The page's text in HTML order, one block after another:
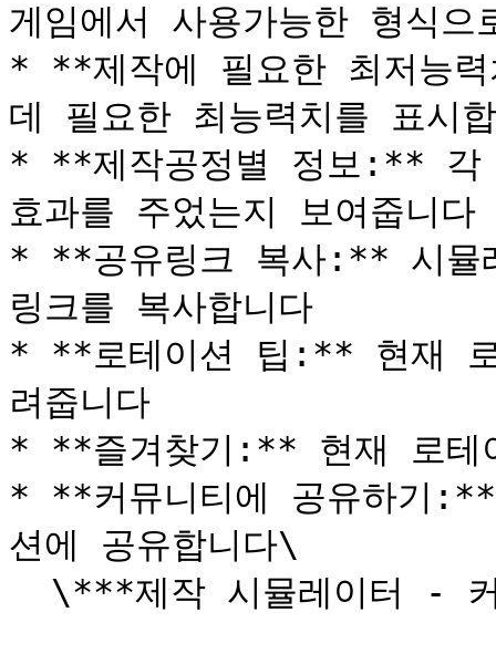
게임에서 사용가능한 형식으
* **제작에 필요한 최저능
데 필요한 최능력치를 표시
* **제작공정별 정보:** 각
효과를 주었는지 보여줍니다
* **공유링크 복사:** 시뮬
링크를 복사합니다
* **로테이션 팁:** 현재 로
려줍니다
* **즐겨찾기:** 현재 로테
* **커뮤니티에 공유하기
션에 공유합니다\